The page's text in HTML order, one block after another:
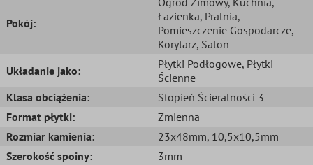
Pokój:
Łazienka, Pralnia,
Pomieszczenie Gospodarcze,
Korytarz, Salon
Układanie jako:
Płytki Podłogowe, Płytki
Ścienne
Klasa obciążenia:
Stopień Ścieralności 3
Format płytki:
Zmienna
Rozmiar kamienia:
23x48mm, 10,5x10,5mm
Szerokość spoiny:
3mm